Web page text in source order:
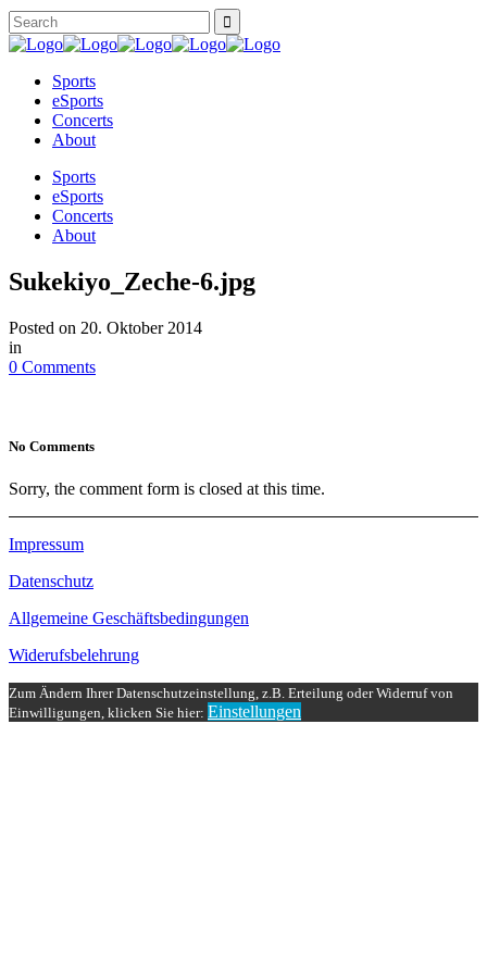
Sports
eSports
Concerts
About
Sports
eSports
Concerts
About
Sukekiyo_Zeche-6.jpg
Posted on 20. Oktober 2014
in
0 Comments
No Comments
Sorry, the comment form is closed at this time.
Impressum
Datenschutz
Allgemeine Geschäftsbedingungen
Widerufsbelehrung
Zum Ändern Ihrer Datenschutzeinstellung, z.B. Erteilung oder Widerruf von
Einwilligungen, klicken Sie hier: Einstellungen